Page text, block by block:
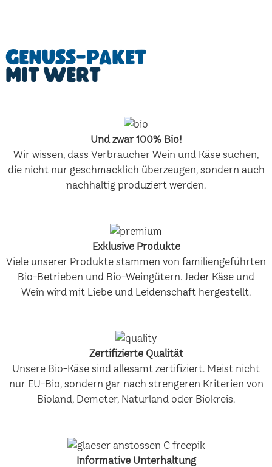
Genuss-Paket
mit Wert
Und zwar 100% Bio!
Wir wissen, dass Verbraucher Wein und Käse suchen,
die nicht nur geschmacklich überzeugen, sondern auch
nachhaltig produziert werden.
Exklusive Produkte
Viele unserer Produkte stammen von familiengeführten
Bio-Betrieben und Bio-Weingütern. Jeder Käse und
Wein wird mit Liebe und Leidenschaft hergestellt.
Zertifizierte Qualität
Unsere Bio-Käse sind allesamt zertifiziert. Meist nicht
nur EU-Bio, sondern gar nach strengeren Kriterien von
Bioland, Demeter, Naturland oder Biokreis.
Informative Unterhaltung